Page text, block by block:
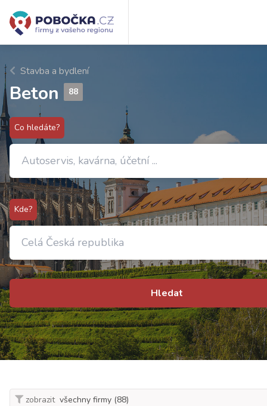
Stavba a bydlení
Beton 88
Co hledáte?
Kde?
Hledat
zobrazit